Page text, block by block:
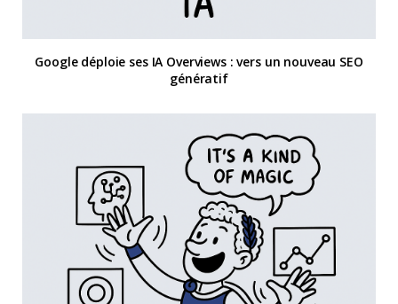
Google déploie ses IA Overviews : vers un nouveau SEO
génératif